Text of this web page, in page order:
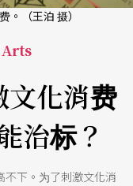
。（王泊 摄）
Arts
文化消费
治标？
不下。为了刺激文化消